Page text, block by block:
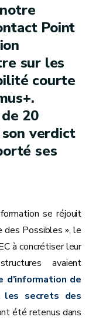
Point
sur les
courte
20
verdict
ses
se réjouit
des Possibles », le
à concrétiser leur
avaient
d'information de
les secrets des
été retenus dans